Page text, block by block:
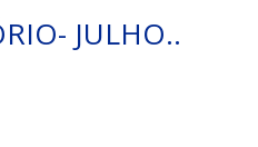
JULHO..